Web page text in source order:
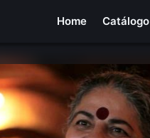
Home Catálogo